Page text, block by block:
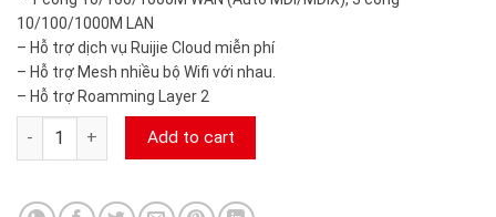
10/100/1000M LAN
– Hỗ trợ dịch vụ Ruijie Cloud miễn phí
– Hỗ trợ Mesh nhiều bộ Wifi với nhau.
– Hỗ trợ Roamming Layer 2
Router Wifi cho gia đình RUIJIE RG-EW1200G Pro
Add to cart